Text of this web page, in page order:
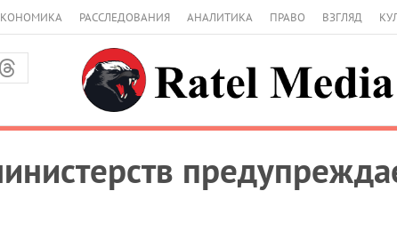
РАССЛЕДОВАНИЯ АНАЛИТИКА ПРАВО ВЗГЛЯД